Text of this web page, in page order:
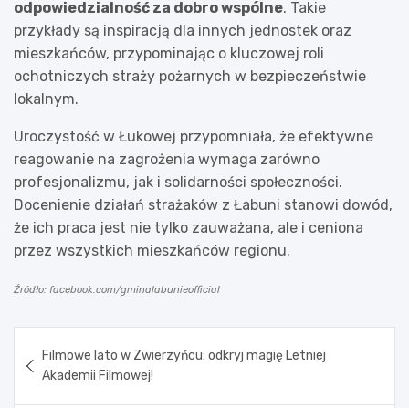
odpowiedzialność za dobro wspólne. Takie
przykłady są inspiracją dla innych jednostek oraz
mieszkańców, przypominając o kluczowej roli
ochotniczych straży pożarnych w bezpieczeństwie
lokalnym.
Uroczystość w Łukowej przypomniała, że efektywne
reagowanie na zagrożenia wymaga zarówno
profesjonalizmu, jak i solidarności społeczności.
Docenienie działań strażaków z Łabuni stanowi dowód,
że ich praca jest nie tylko zauważana, ale i ceniona
przez wszystkich mieszkańców regionu.
Źródło: facebook.com/gminalabunieofficial
wpisu
Filmowe lato w Zwierzyńcu: odkryj magię Letniej
Akademii Filmowej!